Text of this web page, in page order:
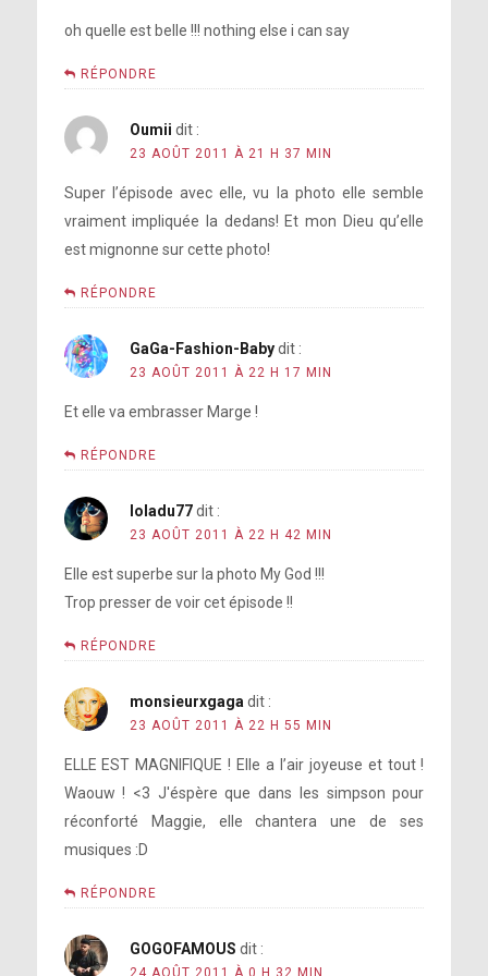
oh quelle est belle !!! nothing else i can say
RÉPONDRE
Oumii dit :
23 AOÛT 2011 À 21 H 37 MIN
Super l’épisode avec elle, vu la photo elle semble
vraiment impliquée la dedans! Et mon Dieu qu’elle
est mignonne sur cette photo!
RÉPONDRE
GaGa-Fashion-Baby dit :
23 AOÛT 2011 À 22 H 17 MIN
Et elle va embrasser Marge !
RÉPONDRE
loladu77 dit :
23 AOÛT 2011 À 22 H 42 MIN
Elle est superbe sur la photo My God !!!
Trop presser de voir cet épisode !!
RÉPONDRE
monsieurxgaga dit :
23 AOÛT 2011 À 22 H 55 MIN
ELLE EST MAGNIFIQUE ! Elle a l’air joyeuse et tout !
Waouw ! <3 J'éspère que dans les simpson pour
réconforté Maggie, elle chantera une de ses
musiques :D
RÉPONDRE
GOGOFAMOUS dit :
24 AOÛT 2011 À 0 H 32 MIN